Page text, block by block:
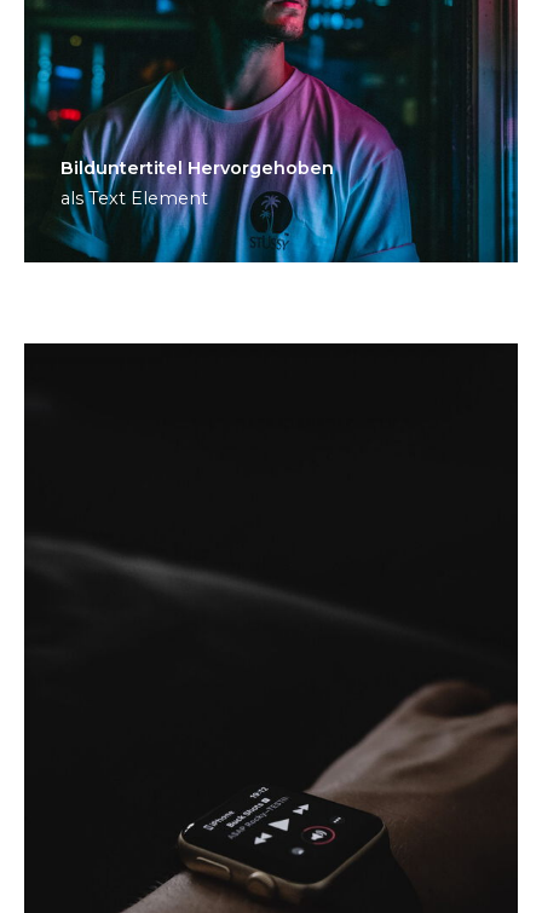
Bild­unter­titel Hervorgehoben
als Text Element